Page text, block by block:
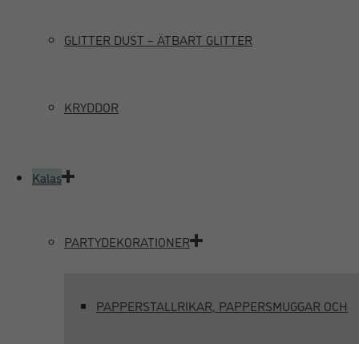
GLITTER DUST – ÄTBART GLITTER
KRYDDOR
Kalas
PARTYDEKORATIONER
PAPPERSTALLRIKAR, PAPPERSMUGGAR OCH